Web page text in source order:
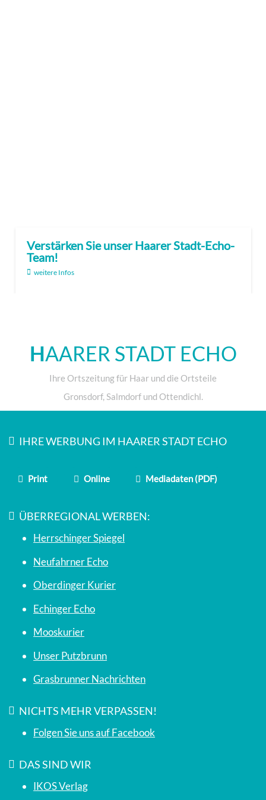
Verstärken Sie unser Haarer Stadt-Echo-
Team!
weitere Infos
HAARER STADT ECHO
Ihre Ortszeitung für Haar und die Ortsteile
Gronsdorf, Salmdorf und Ottendichl.
IHRE WERBUNG IM HAARER STADT ECHO
Print Online Mediadaten (PDF)
ÜBERREGIONAL WERBEN:
Herrschinger Spiegel
Neufahrner Echo
Oberdinger Kurier
Echinger Echo
Mooskurier
Unser Putzbrunn
Grasbrunner Nachrichten
NICHTS MEHR VERPASSEN!
Folgen Sie uns auf Facebook
DAS SIND WIR
IKOS Verlag